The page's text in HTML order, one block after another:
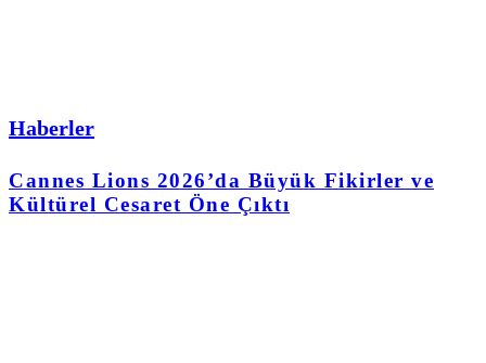
Haberler
Cannes Lions 2026’da Büyük Fikirler ve
Kültürel Cesaret Öne Çıktı